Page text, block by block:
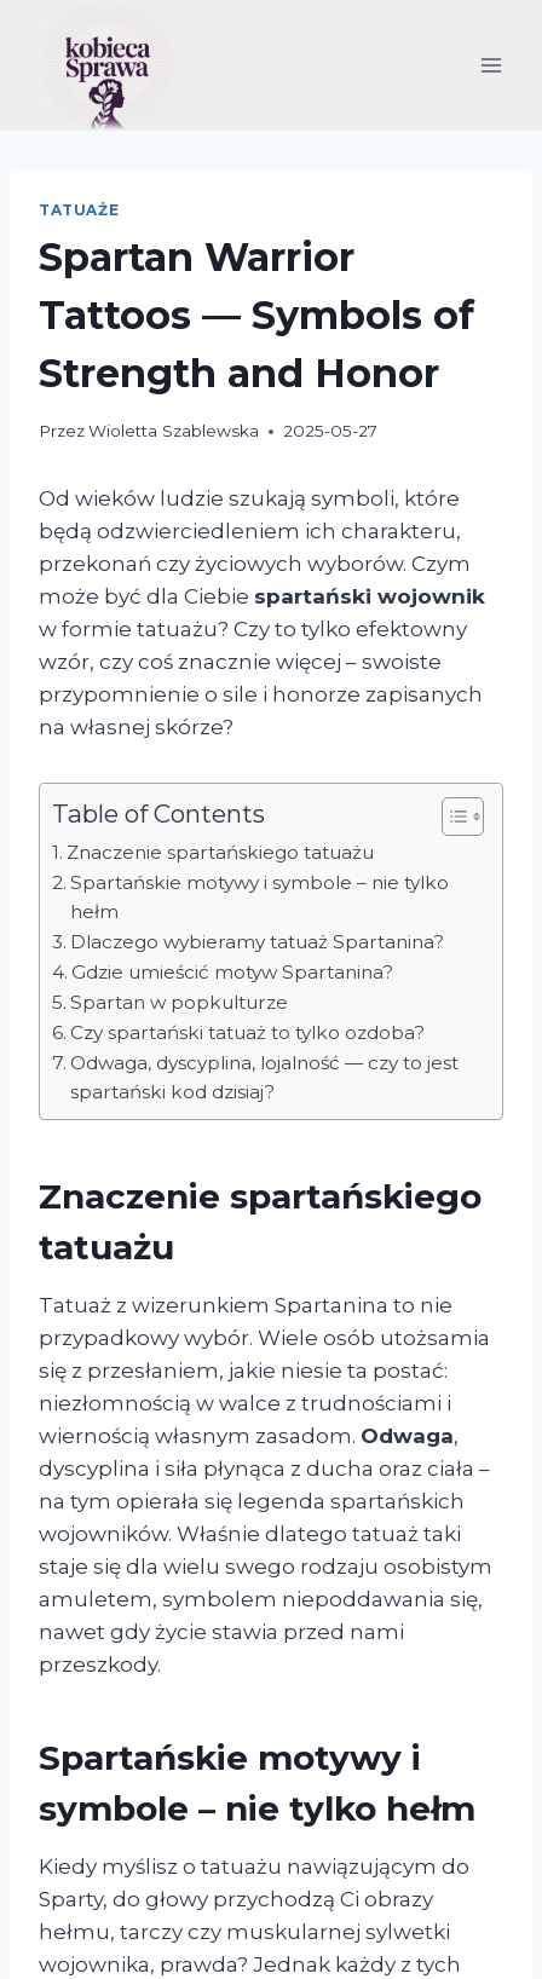
TATUAŻE
Spartan Warrior
Tattoos — Symbols of
Strength and Honor
PrzezWioletta Szablewska 2025-05-27
Od wieków ludzie szukają symboli, które
będą odzwierciedleniem ich charakteru,
przekonań czy życiowych wyborów. Czym
może być dla Ciebie spartański wojownik
w formie tatuażu? Czy to tylko efektowny
wzór, czy coś znacznie więcej – swoiste
przypomnienie o sile i honorze zapisanych
na własnej skórze?
Table of Contents
Znaczenie spartańskiego tatuażu
Spartańskie motywy i symbole – nie tylko
hełm
Dlaczego wybieramy tatuaż Spartanina?
Gdzie umieścić motyw Spartanina?
Spartan w popkulturze
Czy spartański tatuaż to tylko ozdoba?
Odwaga, dyscyplina, lojalność — czy to jest
spartański kod dzisiaj?
Znaczenie spartańskiego
tatuażu
Tatuaż z wizerunkiem Spartanina to nie
przypadkowy wybór. Wiele osób utożsamia
się z przesłaniem, jakie niesie ta postać:
niezłomnością w walce z trudnościami i
wiernością własnym zasadom. Odwaga,
dyscyplina i siła płynąca z ducha oraz ciała –
na tym opierała się legenda spartańskich
wojowników. Właśnie dlatego tatuaż taki
staje się dla wielu swego rodzaju osobistym
amuletem, symbolem niepoddawania się,
nawet gdy życie stawia przed nami
przeszkody.
Spartańskie motywy i
symbole – nie tylko hełm
Kiedy myślisz o tatuażu nawiązującym do
Sparty, do głowy przychodzą Ci obrazy
hełmu, tarczy czy muskularnej sylwetki
wojownika, prawda? Jednak każdy z tych